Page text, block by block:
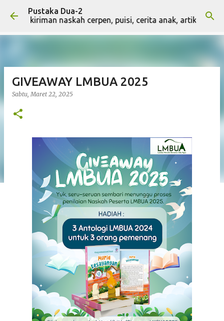
Langsung ke konten utama
Pustaka Dua-2
kiriman naskah cerpen, puisi, cerita anak, artikel, dan
GIVEAWAY LMBUA 2025
Sabtu, Maret 22, 2025